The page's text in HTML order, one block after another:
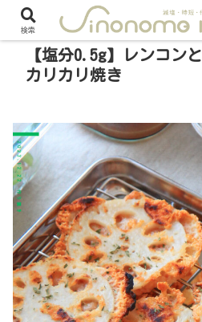
【塩分0.5g】レンコン
カリカリ焼き
検索